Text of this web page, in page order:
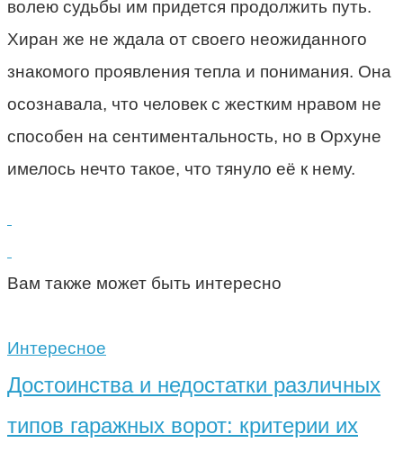
волею судьбы им придется продолжить путь.
Хиран же не ждала от своего неожиданного
знакомого проявления тепла и понимания. Она
осознавала, что человек с жестким нравом не
способен на сентиментальность, но в Орхуне
имелось нечто такое, что тянуло её к нему.
Вам также может быть интересно
Интересное
Достоинства и недостатки различных
типов гаражных ворот: критерии их